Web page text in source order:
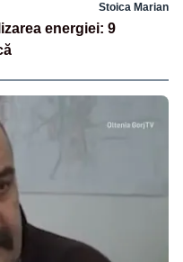
Stoica Marian
energiei: 9